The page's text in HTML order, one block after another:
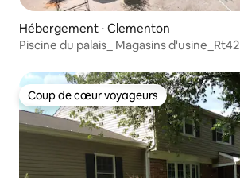
Hébergement ⋅ Clementon
Piscine du palais_ Magasins d'usine_Rt42
Coup de cœur voyageurs
Coup de cœur voyageurs